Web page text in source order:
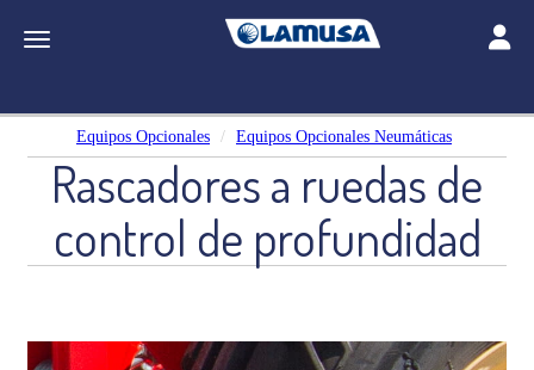
Toggle navigation
Equipos Opcionales Equipos Opcionales Neumáticas
Rascadores a ruedas de
control de profundidad